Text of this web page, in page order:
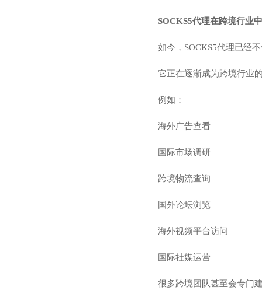
SOCKS5代理在跨境行业
如今，SOCKS5代理已经
它正在逐渐成为跨境行业
例如：
海外广告查看
国际市场调研
跨境物流查询
国外论坛浏览
海外视频平台访问
国际社媒运营
很多跨境团队甚至会专门